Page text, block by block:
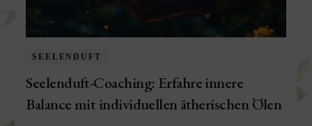
SEELENDUFT
Seelenduft-Coaching: Erfahre innere
Balance mit individuellen ätherischen Ölen